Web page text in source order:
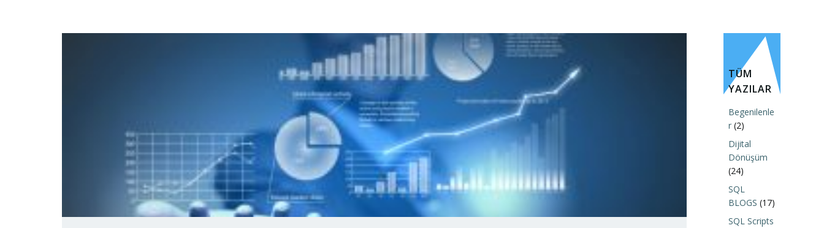
TÜM
YAZILAR
Begenilenle
r(2)
Dijital
Dönüşüm
(24)
SQL
BLOGS (17)
SQL Scripts